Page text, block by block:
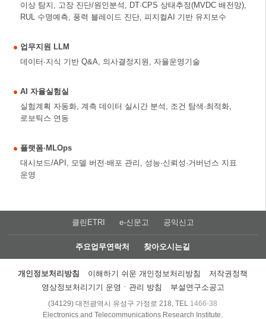
이상 탐지, 고장 진단/원인분석, DT·CPS 상태추정(MVDC 배전망),
RUL 수명예측, 풍력 블레이드 진단, 피지컬AI 기반 유지보수
업무지원 LLM
데이터·지식 기반 Q&A, 의사결정지원, 자율운영기술
AI 자율실험실
실험계획 자동화, 계측 데이터 실시간 분석, 조건 탐색·최적화,
로보틱스 연동
플랫폼·MLOps
대시보드/API, 모델 버전·배포 관리, 성능·신뢰성·거버넌스 지표
운영
클린ETRI e-신문고 공익신고
주요업무연락처 찾아오시는길
개인정보처리방침 이해하기 쉬운 개인정보처리방침
저작권정책
영상정보처리기기 운영ㆍ관리 방침
부설연구소공고
(34129) 대전광역시 유성구 가정로 218, TEL 1466-38
Electronics and Telecommunications Research Institute.